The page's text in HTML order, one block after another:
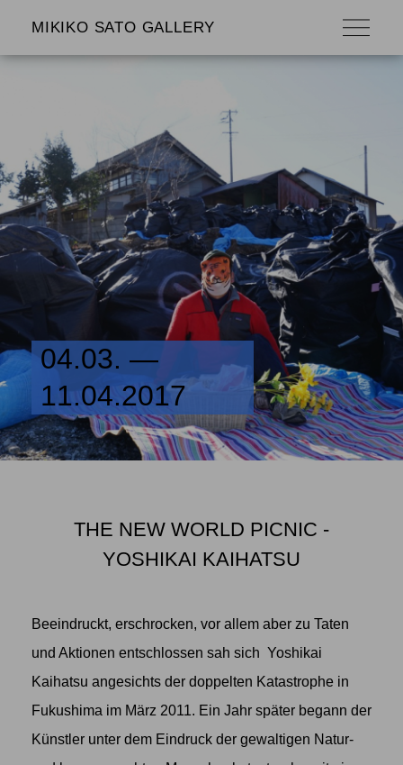
MIKIKO SATO GALLERY
04.03. —
11.04.2017
THE NEW WORLD PICNIC -
YOSHIKAI KAIHATSU
Beeindruckt, erschrocken, vor allem aber zu Taten
und Aktionen entschlossen sah sich Yoshikai
Kaihatsu angesichts der doppelten Katastrophe in
Fukushima im März 2011. Ein Jahr später begann der
Künstler unter dem Eindruck der gewaltigen Natur-